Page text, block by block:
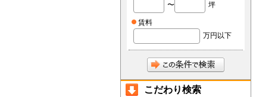
〜
坪
賃料
万円以下
こだわり検索